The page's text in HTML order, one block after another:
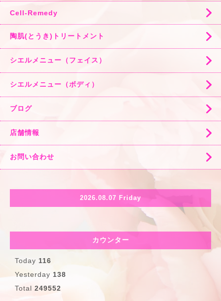
Cell-Remedy
陶肌(とうき)トリートメント
シエルメニュー（フェイス）
シエルメニュー（ボディ）
ブログ
店舗情報
お問い合わせ
2026.08.07 Friday
カウンター
Today 116
Yesterday 138
Total 249552